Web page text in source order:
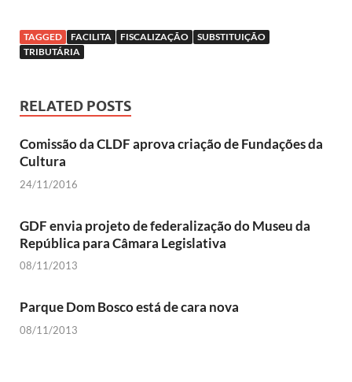
TAGGED FACILITA FISCALIZAÇÃO
SUBSTITUIÇÃO
TRIBUTÁRIA
RELATED POSTS
Comissão da CLDF aprova criação de Fundações da
Cultura
24/11/2016
GDF envia projeto de federalização do Museu da
República para Câmara Legislativa
08/11/2013
Parque Dom Bosco está de cara nova
08/11/2013